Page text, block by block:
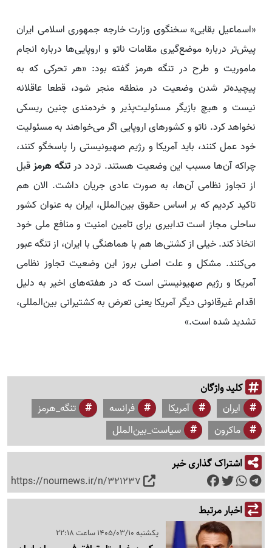
«اسماعیل بقایی» سخنگوی وزارت خارجه جمهوری اسلامی ایران
پیش‌تر درباره موضع‌گیری مقامات ناتو و اروپایی‌ها درباره انجام
ماموریت و طرح در تنگه هرمز گفته بود: «هر تحرکی که به
پیچیده‌تر شدن وضعیت در منطقه منجر شود، قطعا عاقلانه
نیست و هیچ بازیگر مسئولیت‌پذیر و خردمندی چنین ریسکی
نخواهد کرد. ناتو و کشورهای اروپایی اگر می‌خواهند به مسئولیت
خود عمل کنند، باید آمریکا و رژیم صهیونیستی را پاسخگو کنند،
چراکه آن‌ها مسبب این وضعیت هستند. تردد درتنگه هرمزقبل
از تجاوز نظامی آن‌ها، به صورت عادی جریان داشت. الان هم
تاکید کردیم که بر اساس حقوق بین‌الملل، ایران به عنوان کشور
ساحلی مجاز است تدابیری برای تامین امنیت و منافع ملی خود
اتخاذ کند. خیلی از کشتی‌ها هم با هماهنگی با ایران، از تنگه عبور
می‌کنند. مشکل و علت اصلی بروز این وضعیت تجاوز نظامی
آمریکا و رژیم صهیونیستی است که در هفته‌های اخیر به دلیل
اقدام غیرقانونی دیگر آمریکا یعنی تعرض به کشتیرانی بین‌المللی،
تشدید شده است.»
کلید واژگان
ایران آمریکا فرانسه
تنگه_هرمز
ماکرون
سیاست_بین‌الملل
اشتراک گذاری خبر
https://nournews.ir/n/321237
اخبار مرتبط
یکشنبه 1405/03/10 ساعت 22:18